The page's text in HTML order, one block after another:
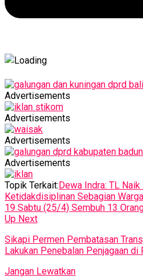
Advertisements
Advertisements
Advertisements
Advertisements
Topik Terkait: Dewa Indra: TL
Ketidakdisiplinan Sebagian Warga
19 Sabtu (25/4) Sembuh 13
Up Next
Sikapi Permen Pembatasan
Lakukan Penebalan Penjagaan
Jangan Lewatkan